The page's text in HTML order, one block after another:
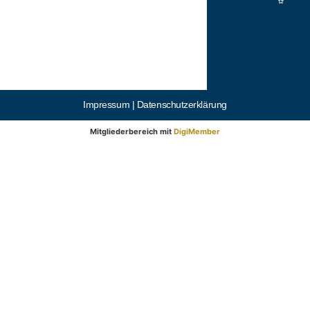
Impressum | Datenschutzerklärung
Mitgliederbereich mit DigiMember